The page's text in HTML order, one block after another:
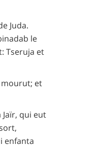
Juda.
le
Tseruja et
mourut; et
Jaïr, qui eut
enfanta